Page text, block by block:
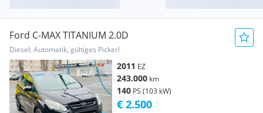
Ford C-MAX TITANIUM 2.0D
Diesel, Automatik, gültiges Pickerl
2011 EZ
243.000 km
140 PS (103 kW)
€ 2.500